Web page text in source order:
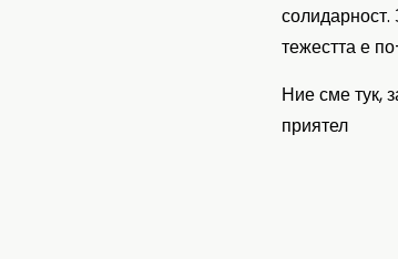
тежестта е
Ние сме тук,
приятел